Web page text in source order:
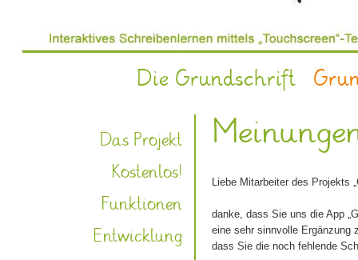
Die Grundschrift
Liebe Mitarbeiter des Projekts
danke, dass Sie uns die App
eine sehr sinnvolle Ergänzung
dass Sie die noch fehlende
Das Projekt
Kostenlos!
Funktionen
Entwicklung